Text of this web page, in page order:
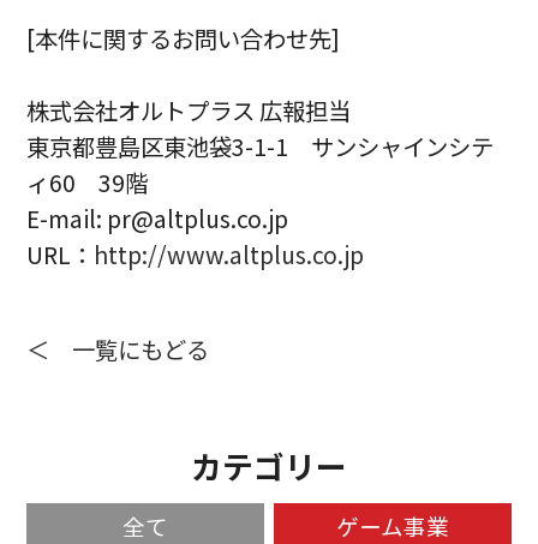
[本件に関するお問い合わせ先]
株式会社オルトプラス 広報担当
東京都豊島区東池袋3-1-1 サンシャインシテ
ィ60 39階
E-mail: pr@altplus.co.jp
URL： http://www.altplus.co.jp
＜ 一覧にもどる
カテゴリー
全て
ゲーム事業